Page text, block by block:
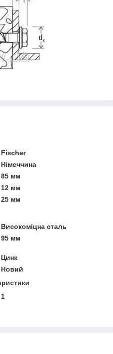
Fischer
Німеччина
85 мм
12 мм
25 мм
Високоміцна сталь
95 мм
Цинк
Новий
1